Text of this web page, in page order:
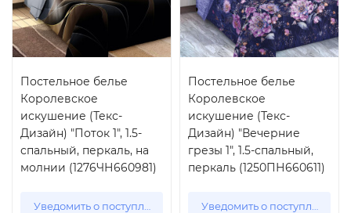
Постельное белье
Королевское
искушение (Текс-
Дизайн) "Поток 1", 1.5-
спальный, перкаль, на
молнии (1276ЧН660981)
Уведомить о поступлении
Постельное белье
Королевское
искушение (Текс-
Дизайн) "Вечерние
грезы 1", 1.5-спальный,
перкаль (1250ПН660611)
Уведомить о поступлении